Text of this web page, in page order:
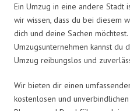
Ein Umzug in eine andere Stadt
wir wissen, dass du bei diesem
dich und deine Sachen
Umzugsunternehmen kannst du
Umzug reibungslos und
Wir bieten dir einen
kostenlosen und